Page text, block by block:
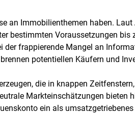
an Immobilienthemen haben.
bestimmten Voraussetzungen
frappierende Mangel an
potentiellen Käufern und
die in knappen
Markteinschätzungen bieten
ein als